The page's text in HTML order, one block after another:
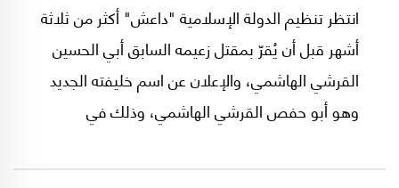
انتظر تنظيم الدولة الإسلامية "داعش" أكثر من ثلاثة
أشهر قبل أن يُقرّ بمقتل زعيمه السابق أبي الحسين
القرشي الهاشمي، والإعلان عن اسم خليفته الجديد
وهو أبو حفص القرشي الهاشمي، وذلك في
التنظيم، أبو حذيفة الأنصاري، نشرته "مؤسسة